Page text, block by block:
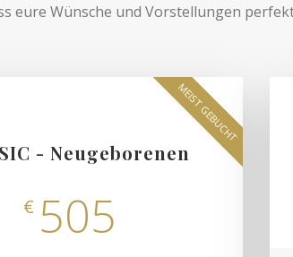
eure Wünsche und Vorstellungen
MEIST GEBUCHT
- Neugeborenen
€ 505